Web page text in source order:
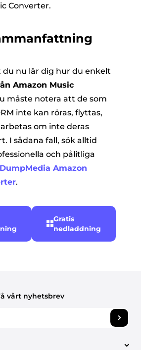
Converter.
du nu lär dig hur du enkelt
Amazon Music
måste notera att de som
inte kan röras, flyttas,
om inte deras
I sådana fall, sök alltid
och pålitliga
DumpMedia Amazon
.
Gratis
nedladdning
vårt nyhetsbrev